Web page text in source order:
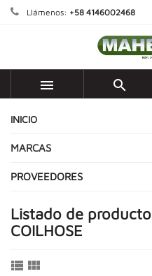
Llámenos: +58 4146002468
 
INICIO
MARCAS
PROVEEDORES
Listado de
COILHOSE
 